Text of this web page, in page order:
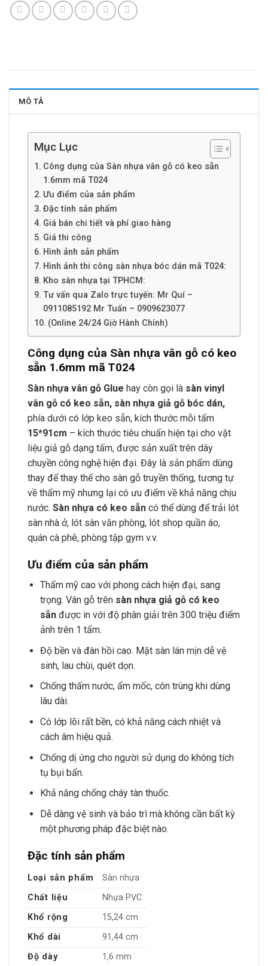
MÔ TẢ
Mục Lục
Công dụng của Sàn nhựa vân gỗ có keo sẵn
1.6mm mã T024
Ưu điểm của sản phẩm
Đặc tính sản phẩm
Giá bán chi tiết và phí giao hàng
Giá thi công
Hình ảnh sản phẩm
Hình ảnh thi công sàn nhựa bóc dán mã T024:
Kho sàn nhựa tại TPHCM:
Tư vấn qua Zalo trực tuyến: Mr Quí –
0911085192 Mr Tuấn – 0909623077
(Online 24/24 Giờ Hành Chính)
Công dụng của Sàn nhựa vân gỗ có keo
sẵn 1.6mm mã T024
Sàn nhựa vân gỗ Glue hay còn gọi là sàn vinyl
vân gỗ có keo sẵn, sàn nhựa giả gỗ bóc dán,
phía dưới có lớp keo sẵn, kích thước mỗi tấm
15*91cm – kích thước tiêu chuẩn hiện tại cho vật
liệu giả gỗ dạng tấm, được sản xuất trên dây
chuyền công nghệ hiện đại. Đây là sản phẩm dùng
thay để thay thế cho sàn gỗ truyền thống, tương tự
về thẩm mỹ nhưng lại có ưu điểm về khả năng chịu
nước. Sàn nhựa có keo sẵn có thể dùng để trải lót
sàn nhà ở, lót sàn văn phòng, lót shop quần áo,
quán cà phê, phòng tập gym v.v.
Ưu điểm của sản phẩm
Thẩm mỹ cao với phong cách hiện đại, sang
trọng. Vân gỗ trênsàn nhựa giả gỗ có keo
sẵnđược in với độ phân giải trên 300 triệu điểm
ảnh trên 1 tấm.
Độ bền và đàn hồi cao. Mặt sàn lán mịn dễ vệ
sinh, lau chùi, quét dọn.
Chống thấm nước, ẩm mốc, côn trùng khi dùng
lâu dài.
Có lớp lõi rất bền, có khả năng cách nhiệt và
cách âm hiệu quả.
Chống dị ứng cho người sử dụng do không tích
tụ bụi bẩn.
Khả năng chống cháy tàn thuốc.
Dễ dàng vệ sinh và bảo trì mà không cần bất kỳ
một phương pháp đặc biệt nào.
Đặc tính sản phẩm
Loại sản phẩm
Sàn nhựa
Chất liệu
Nhựa PVC
Khổ rộng
15,24 cm
Khổ dài
91,44 cm
Độ dày
1,6 mm